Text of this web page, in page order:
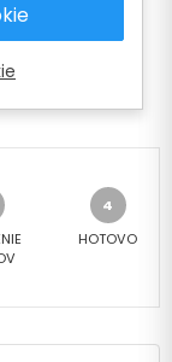
HOTOVO